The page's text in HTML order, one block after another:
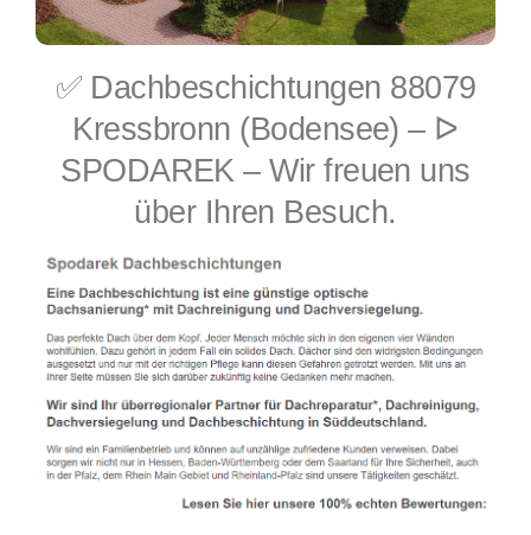
✅ Dachbeschichtungen 88079
Kressbronn (Bodensee) – ᐅ
SPODAREK – Wir freuen uns
über Ihren Besuch.